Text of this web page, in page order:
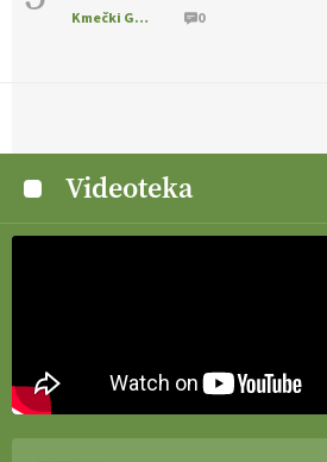
Kmečki Glas 0
Videoteka